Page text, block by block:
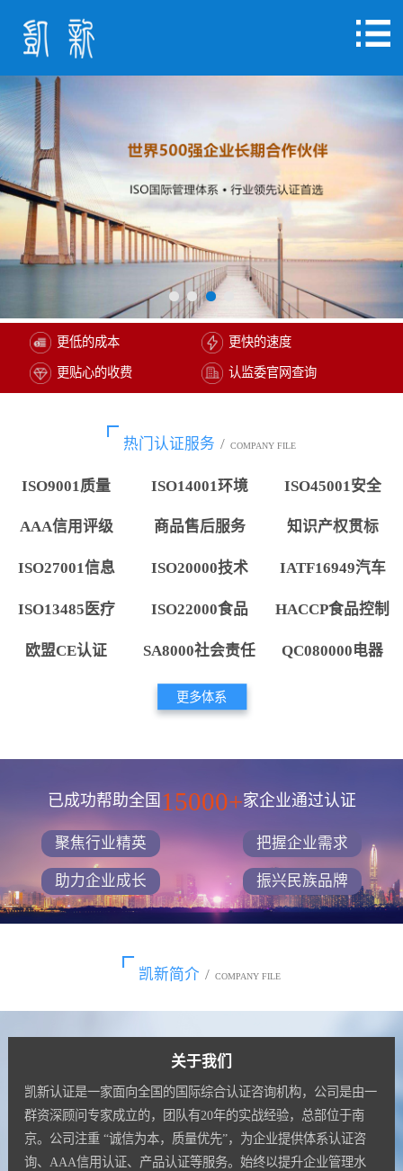
更低的成本 更快的速度
更贴心的收费 认监委官网查询
热门认证服务 / COMPANY FILE
ISO9001质量 ISO14001环境 ISO45001安全
AAA信用评级 商品售后服务 知识产权贯标
ISO27001信息 ISO20000技术 IATF16949汽车
ISO13485医疗 ISO22000食品 HACCP食品控制
欧盟CE认证 SA8000社会责任 QC080000电器
更多体系
已成功帮助全国 15000+家企业通过认证
聚焦行业精英 把握企业需求
助力企业成长 振兴民族品牌
凯新简介 / COMPANY FILE
关于我们
凯新认证是一家面向全国的国际综合认证咨询机构，公司是由一
群资深顾问专家成立的，团队有20年的实战经验，总部位于南
京。公司注重 “诚信为本，质量优先”，为企业提供体系认证咨
询、AAA信用认证、产品认证等服务。始终以提升企业管理水